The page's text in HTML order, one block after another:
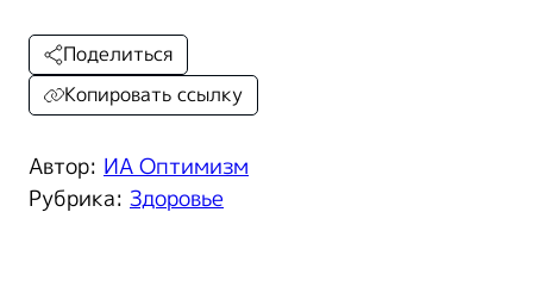
Автор: ИА Оптимизм
Рубрика: Здоровье
Поделиться
Копировать ссылку